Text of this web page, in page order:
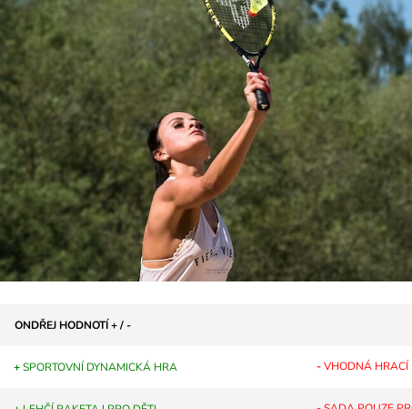
ONDŘEJ HODNOTÍ + / -
+SPORTOVNÍ DYNAMICKÁ HRA -VHODNÁ HRACÍ